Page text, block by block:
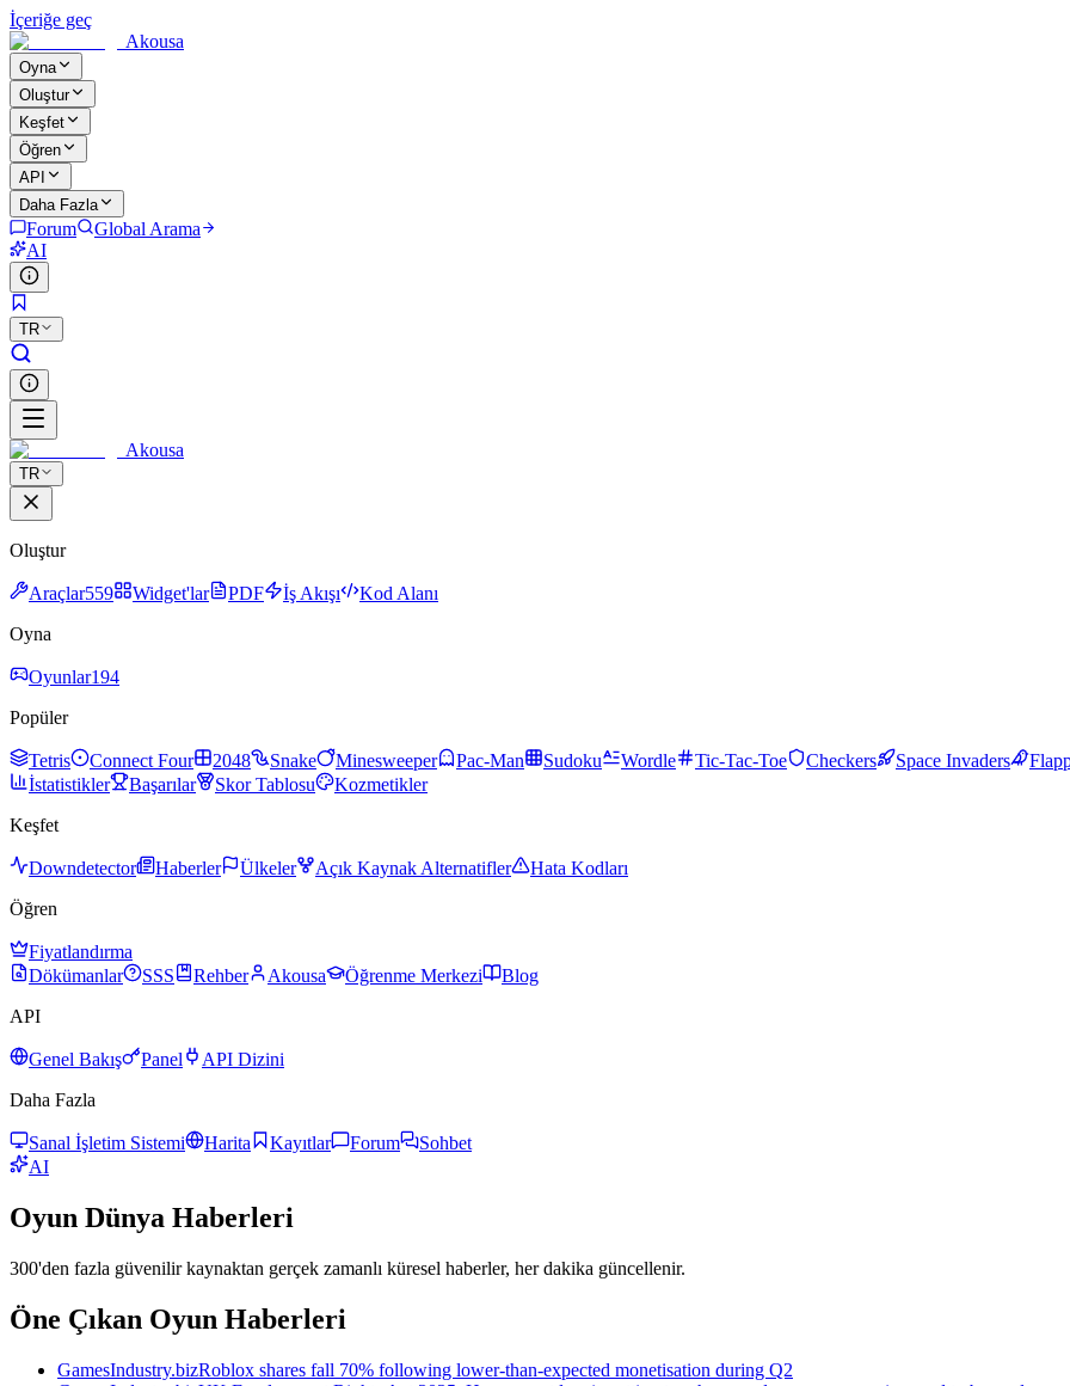
İçeriğe geç
Akousa
Oyna
Oluştur
Keşfet
Öğren
API
Daha Fazla
Forum
Global Arama
AI
TR
Akousa
TR
Oluştur
Araçlar559 Widget'lar PDF İş Akışı
Kod Alanı
Oyna
Oyunlar194
Popüler
Tetris Connect Four 2048 Snake Minesweeper Pac-Man Sudoku Wordle Tic-Tac-Toe Checkers Space Invaders
İstatistikler
Başarılar Skor Tablosu
Kozmetikler
Keşfet
Downdetector Haberler Ülkeler Açık Kaynak Alternatifler
Hata Kodları
Öğren
Fiyatlandırma
Dökümanlar
SSS Rehber Akousa Öğrenme Merkezi
Blog
API
Genel Bakış Panel
API Dizini
Daha Fazla
Sanal İşletim Sistemi Harita Kayıtlar Forum
Sohbet
AI
Oyun Dünya Haberleri
300'den fazla güvenilir kaynaktan gerçek zamanlı küresel haberler, her dakika güncellenir.
Öne Çıkan Oyun Haberleri
GamesIndustry.bizRoblox shares fall 70% following lower-than-expected monetisation during Q2